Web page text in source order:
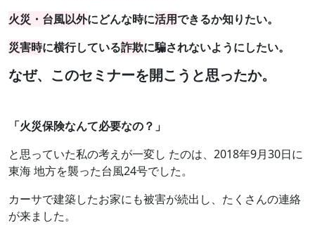
火災・台風以外にどんな時に活用できるか知りたい。
災害時に横行している詐欺に騙されないようにしたい。
なぜ、このセミナーを開こうと思ったか。
「火災保険なんて必要なの？」
と思っていた私の考えが一変し たのは、2018年9月30日に
東海 地方を襲った台風24号でした。
カーサで建築したお家にも被害が続出し、たくさんの連絡
が来ました。